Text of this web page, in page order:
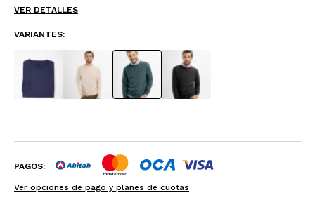
VER DETALLES
VARIANTES:
PAGOS:
Ver opciones de pago y planes de cuotas